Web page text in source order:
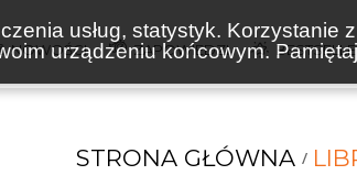
usług, statystyk. Korzystanie
urządzeniu końcowym.
NOWOŚCI ZAPOWIEDZI
STRONA GŁÓWNA